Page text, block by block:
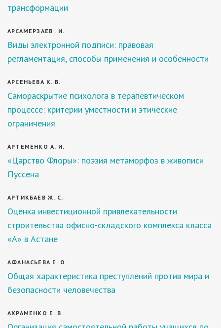
трансформации
АРСАМЕРЗАЕВ . И.
Виды электронной подписи: правовая
регламентация, способы применения и особенности
АРСЕНЬЕВА К. В.
Самораскрытие психолога в терапевтическом
процессе: критерии уместности и этические
ограничения
АРТЕМЕНКО А. И.
«Царство Флоры»: поэзия метаморфоз в живописи
Пуссена
АРТИКБАЕВ Ж. С.
Оценка инвестиционной привлекательности
строительства офисно-складского комплекса класса
«А» в Астане
АФАНАСЬЕВА Е. О.
Общая характеристика преступлений против мира и
безопасности человечества
АХРАМЕНКО Е. В.